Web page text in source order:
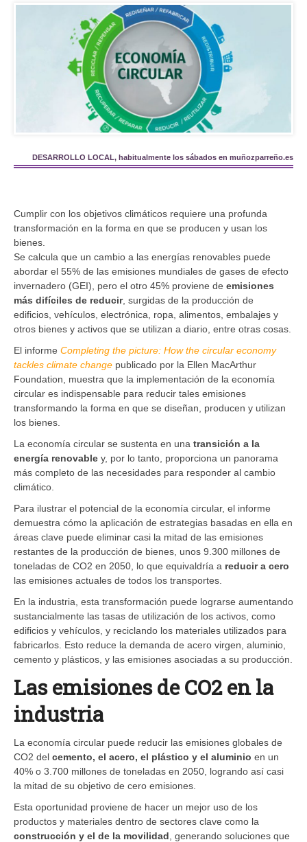
DESARROLLO LOCAL, habitualmente los sábados en muñozparreño.es
Cumplir con los objetivos climáticos requiere una profunda
transformación en la forma en que se producen y usan los
bienes.
Se calcula que un cambio a las energías renovables puede
abordar el 55% de las emisiones mundiales de gases de efecto
invernadero (GEI), pero el otro 45% proviene de emisiones
más difíciles de reducir, surgidas de la producción de
edificios, vehículos, electrónica, ropa, alimentos, embalajes y
otros bienes y activos que se utilizan a diario, entre otras cosas.
El informe Completing the picture: How the circular economy
tackles climate change publicado por la Ellen MacArthur
Foundation, muestra que la implementación de la economía
circular es indispensable para reducir tales emisiones
transformando la forma en que se diseñan, producen y utilizan
los bienes.
La economía circular se sustenta en una transición a la
energía renovable y, por lo tanto, proporciona un panorama
más completo de las necesidades para responder al cambio
climático.
Para ilustrar el potencial de la economía circular, el informe
demuestra cómo la aplicación de estrategias basadas en ella en
áreas clave puede eliminar casi la mitad de las emisiones
restantes de la producción de bienes, unos 9.300 millones de
toneladas de CO2 en 2050, lo que equivaldría a reducir a cero
las emisiones actuales de todos los transportes.
En la industria, esta transformación puede lograrse aumentando
sustancialmente las tasas de utilización de los activos, como
edificios y vehículos, y reciclando los materiales utilizados para
fabricarlos. Esto reduce la demanda de acero virgen, aluminio,
cemento y plásticos, y las emisiones asociadas a su producción.
Las emisiones de CO2 en la
industria
La economía circular puede reducir las emisiones globales de
CO2 del cemento, el acero, el plástico y el aluminio en un
40% o 3.700 millones de toneladas en 2050, logrando así casi
la mitad de su objetivo de cero emisiones.
Esta oportunidad proviene de hacer un mejor uso de los
productos y materiales dentro de sectores clave como la
construcción y el de la movilidad , generando soluciones que